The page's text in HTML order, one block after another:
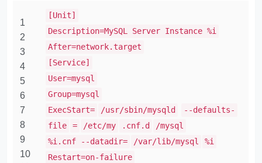
1
2
3
4
5
6
7
8
9
10
[Unit]
Description=MySQL Server Instance %i
After=network.target
[Service]
User=mysql
Group=mysql
ExecStart=
/usr/sbin/mysqld
--defaults-
file
= /etc/my .cnf.d
/mysql
%i.cnf --datadir=
/var/lib/mysql
%i
Restart=on-failure